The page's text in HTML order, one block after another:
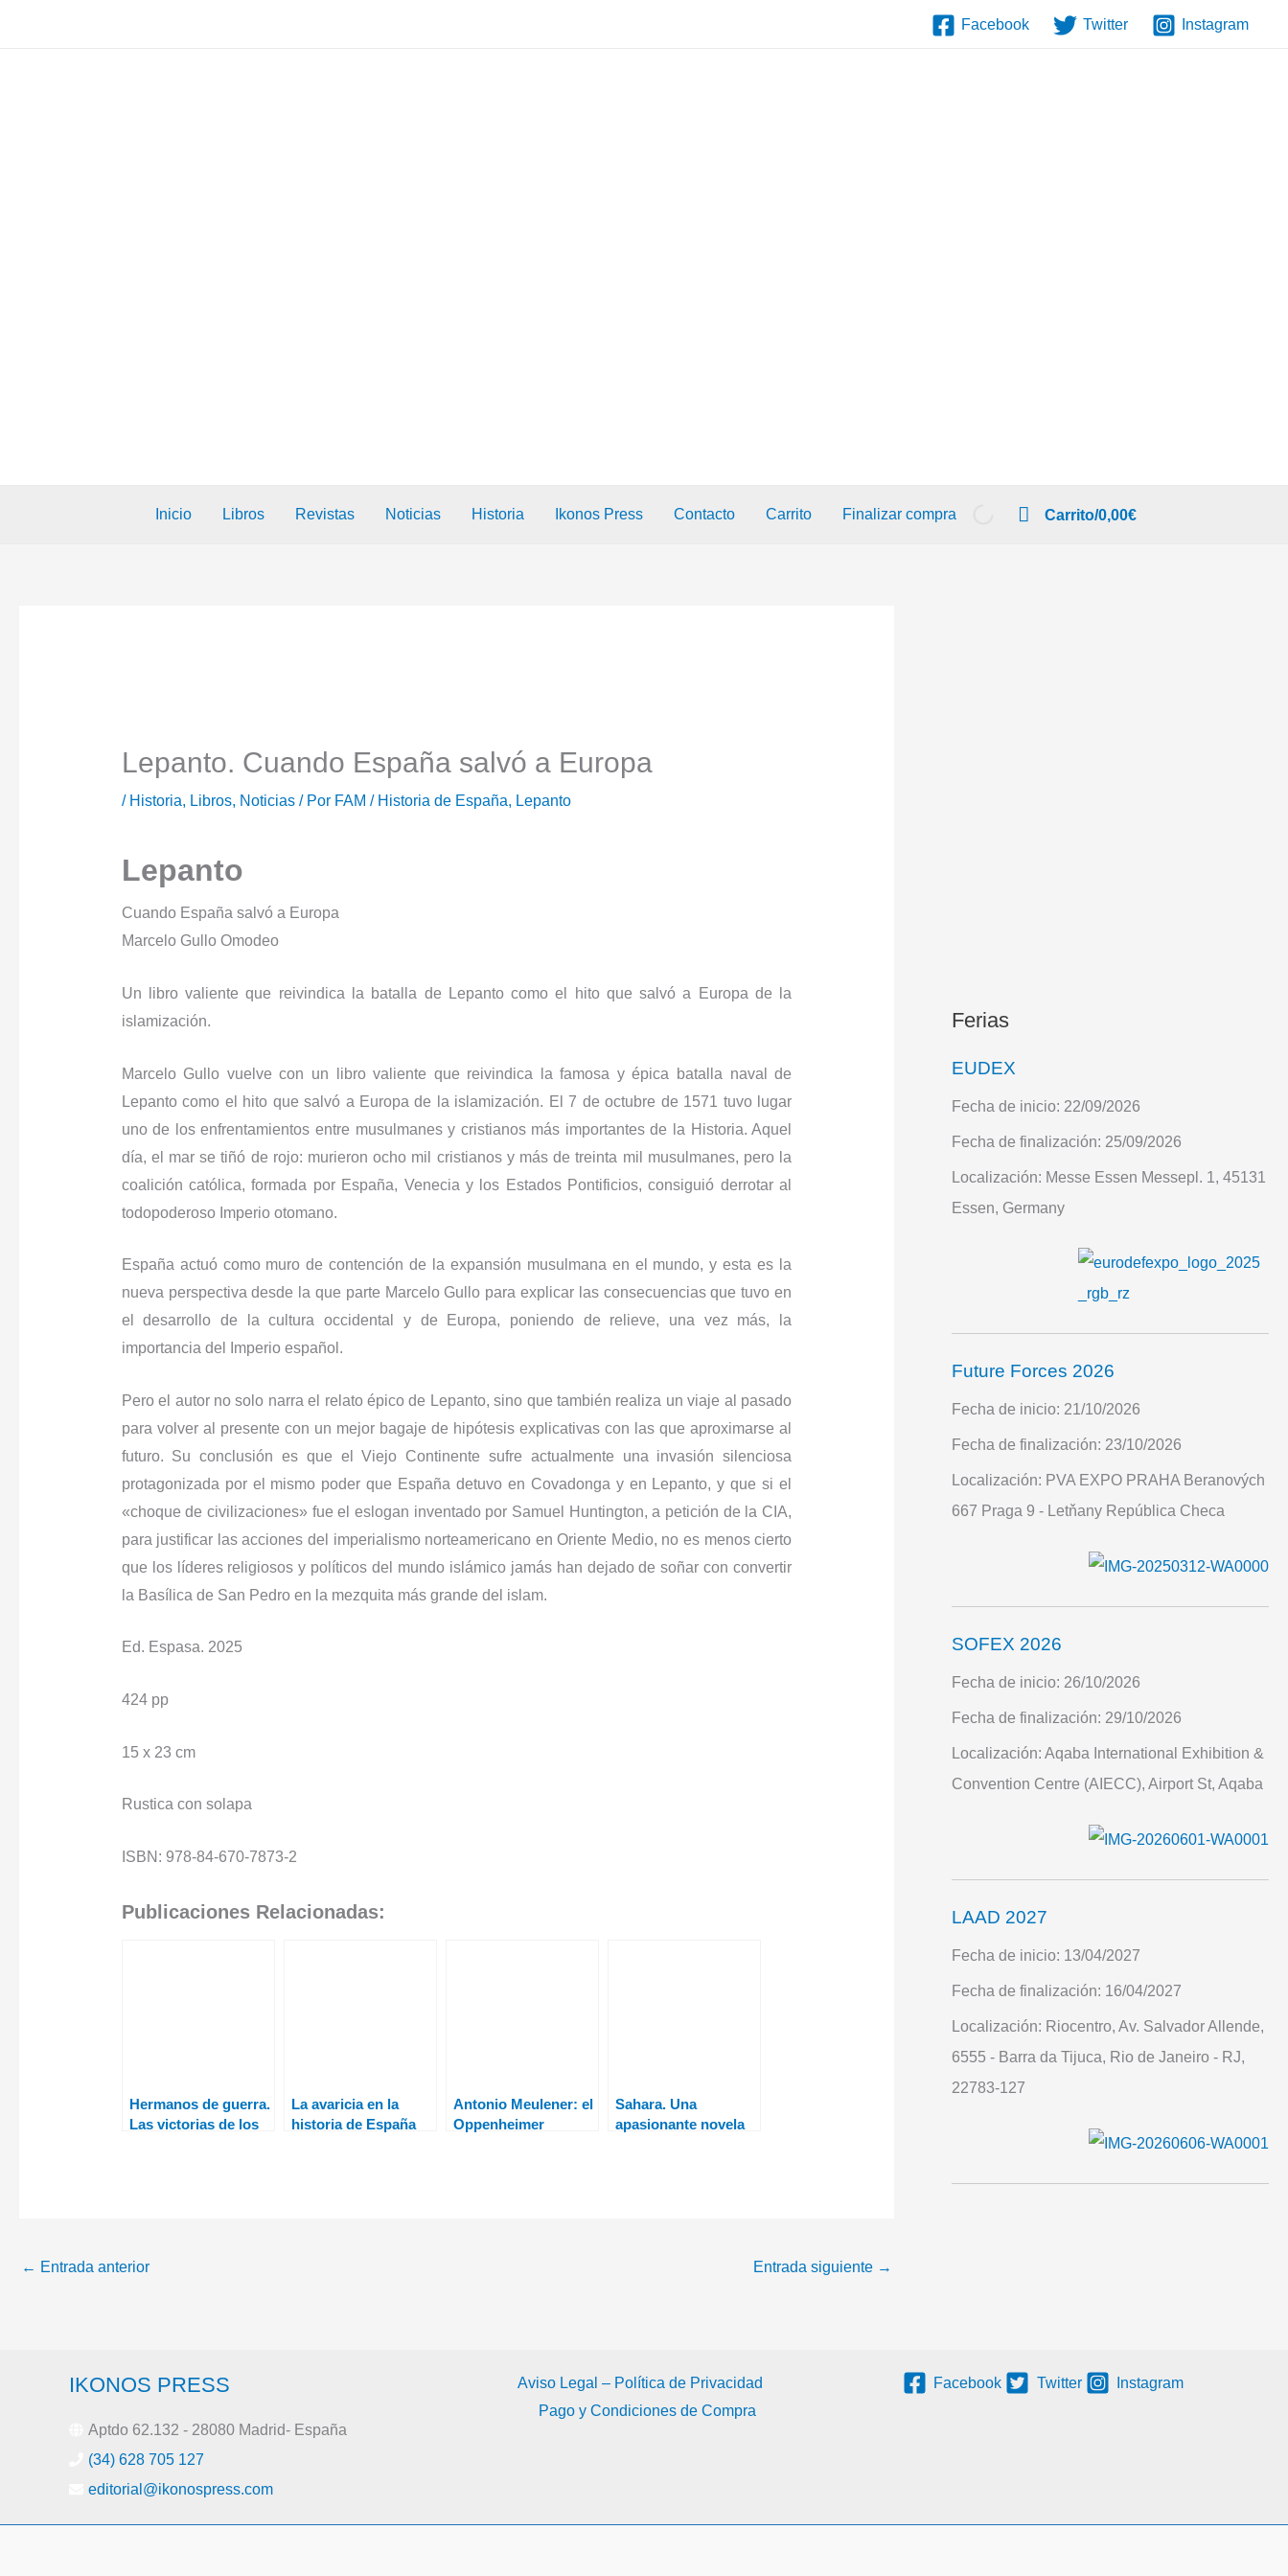
Facebook Twitter Instagram
Inicio Libros Revistas Noticias Historia Ikonos Press Contacto Carrito Finalizar compra Carrito/0,00€
Lepanto. Cuando España salvó a Europa
/ Historia, Libros, Noticias/ Por FAM / Historia de España, Lepanto
Lepanto
Cuando España salvó a Europa
Marcelo Gullo Omodeo
Un libro valiente que reivindica la batalla de Lepanto como el hito que salvó a Europa de la
islamización.
Marcelo Gullo vuelve con un libro valiente que reivindica la famosa y épica batalla naval de
Lepanto como el hito que salvó a Europa de la islamización. El 7 de octubre de 1571 tuvo lugar
uno de los enfrentamientos entre musulmanes y cristianos más importantes de la Historia. Aquel
día, el mar se tiñó de rojo: murieron ocho mil cristianos y más de treinta mil musulmanes, pero la
coali­ción católica, formada por España, Venecia y los Estados Pontificios, consiguió derrotar al
todopoderoso Imperio otomano.
España actuó como muro de contención de la expansión musulmana en el mun­do, y esta es la
nueva perspectiva desde la que parte Marcelo Gullo para explicar las consecuencias que tuvo en
el desarrollo de la cultura occidental y de Europa, poniendo de relieve, una vez más, la
importancia del Imperio español.
Pero el autor no solo narra el relato épico de Lepanto, sino que también realiza un viaje al pasado
para volver al presente con un mejor bagaje de hipótesis ex­plicativas con las que aproximarse al
futuro. Su conclusión es que el Viejo Con­tinente sufre actualmente una invasión silenciosa
protagonizada por el mismo poder que España detuvo en Covadonga y en Lepanto, y que si el
«choque de civilizaciones» fue el eslogan inventado por Samuel Huntington, a petición de la CIA,
para justificar las acciones del imperialismo norteamericano en Oriente Medio, no es menos cierto
que los líderes religiosos y políticos del mundo islá­mico jamás han dejado de soñar con convertir
la Basílica de San Pedro en la mezquita más grande del islam.
Ed. Espasa. 2025
424 pp
15 x 23 cm
Rustica con solapa
ISBN: 978-84-670-7873-2
Publicaciones Relacionadas:
Hermanos de guerra.
Las victorias de los
La avaricia en la
historia de España
Antonio Meulener: el
Oppenheimer
Sahara. Una
apasionante novela
← Entrada anterior Entrada siguiente →
Ferias
EUDEX
Fecha de inicio: 22/09/2026
Fecha de finalización: 25/09/2026
Localización: Messe Essen Messepl. 1, 45131
Essen, Germany
Future Forces 2026
Fecha de inicio: 21/10/2026
Fecha de finalización: 23/10/2026
Localización: PVA EXPO PRAHA Beranových
667 Praga 9 - Letňany República Checa
SOFEX 2026
Fecha de inicio: 26/10/2026
Fecha de finalización: 29/10/2026
Localización: Aqaba International Exhibition &
Convention Centre (AIECC), Airport St, Aqaba
LAAD 2027
Fecha de inicio: 13/04/2027
Fecha de finalización: 16/04/2027
Localización: Riocentro, Av. Salvador Allende,
6555 - Barra da Tijuca, Rio de Janeiro - RJ,
22783-127
IKONOS PRESS
Aptdo 62.132 - 28080 Madrid- España
(34) 628 705 127
editorial@ikonospress.com
Aviso Legal – Política de Privacidad
Pago y Condiciones de Compra
Facebook Twitter Instagram